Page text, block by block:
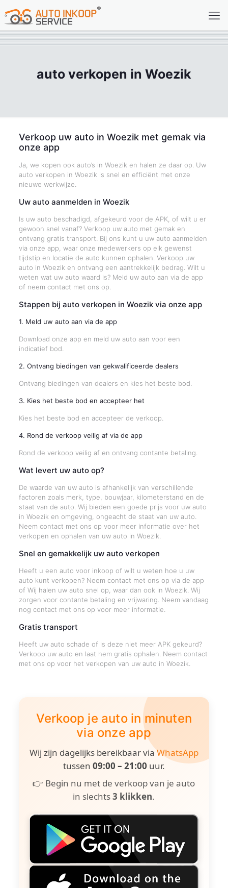
auto verkopen in Woezik
Verkoop uw auto in Woezik met gemak via
onze app
Ja, we kopen ook auto’s in Woezik en halen ze daar op. Uw
auto verkopen in Woezik is snel en efficiënt met onze
nieuwe werkwijze.
Uw auto aanmelden in Woezik
Is uw auto beschadigd, afgekeurd voor de APK, of wilt u er
gewoon snel vanaf? Verkoop uw auto met gemak en
ontvang gratis transport. Bij ons kunt u uw auto aanmelden
via onze app, waar onze medewerkers op elk gewenst
tijdstip en locatie de auto kunnen ophalen. Verkoop uw
auto in Woezik en ontvang een aantrekkelijk bedrag. Wilt u
weten wat uw auto waard is? Meld uw auto aan via de app
of neem contact met ons op.
Stappen bij auto verkopen in Woezik via onze app
1. Meld uw auto aan via de app
Download onze app en meld uw auto aan voor een
indicatief bod.
2. Ontvang biedingen van gekwalificeerde dealers
Ontvang biedingen van dealers en kies het beste bod.
3. Kies het beste bod en accepteer het
Kies het beste bod en accepteer de verkoop.
4. Rond de verkoop veilig af via de app
Rond de verkoop veilig af en ontvang contante betaling.
Wat levert uw auto op?
De waarde van uw auto is afhankelijk van verschillende
factoren zoals merk, type, bouwjaar, kilometerstand en de
staat van de auto. Wij bieden een goede prijs voor uw auto
in Woezik en omgeving, ongeacht de staat van uw auto.
Neem contact met ons op voor meer informatie over het
verkopen en ophalen van uw auto in Woezik.
Snel en gemakkelijk uw auto verkopen
Heeft u een auto voor inkoop of wilt u weten hoe u uw
auto kunt verkopen? Neem contact met ons op via de app
of Wij halen uw auto snel op, waar dan ook in Woezik. Wij
zorgen voor contante betaling en vrijwaring. Neem vandaag
nog contact met ons op voor meer informatie.
Gratis transport
Heeft uw auto schade of is deze niet meer APK gekeurd?
Verkoop uw auto en laat hem gratis ophalen. Neem contact
met ons op voor het verkopen van uw auto in Woezik.
Verkoop je auto in minuten
via onze app
Wij zijn dagelijks bereikbaar viaWhatsApp
tussen 09:00 – 21:00 uur.
👉 Begin nu met de verkoop van je auto
in slechts3 klikken.